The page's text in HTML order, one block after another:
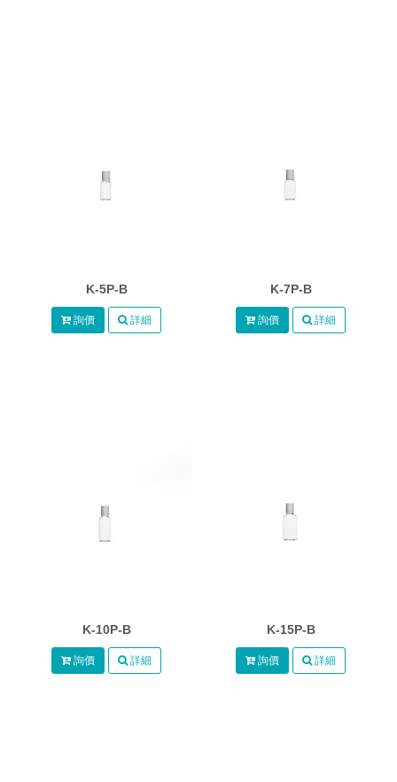
K-5P-B
詢價 詳細
K-7P-B
詢價 詳細
K-10P-B
詢價 詳細
K-15P-B
詢價 詳細